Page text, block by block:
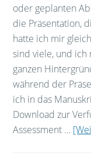
oder geplanten
die Präsentation,
hatte ich mir
sind viele, und ich
ganzen
während der
ich in das
Download zur
Assessment …